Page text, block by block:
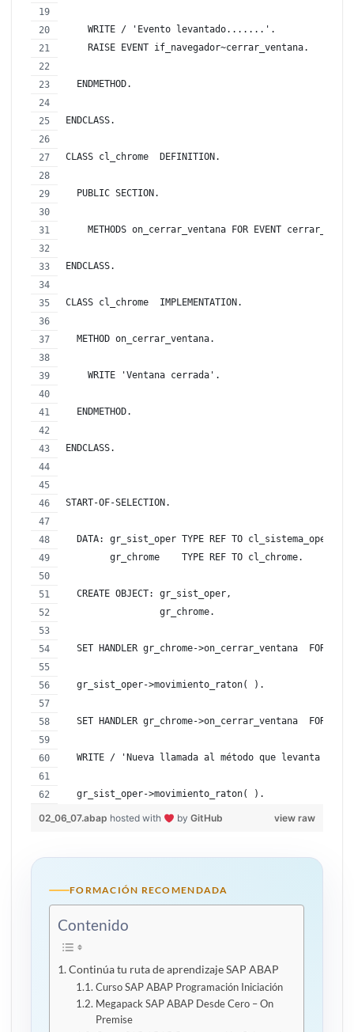
    WRITE / 'Evento levantado.......'.
    RAISE EVENT if_navegador~cerrar_ventana.
  ENDMETHOD.
ENDCLASS.
CLASS cl_chrome  DEFINITION.
  PUBLIC SECTION.
METHODS on_cerrar_ventana FOR EVENT
ENDCLASS.
CLASS cl_chrome  IMPLEMENTATION.
  METHOD on_cerrar_ventana.
    WRITE 'Ventana cerrada'.
  ENDMETHOD.
ENDCLASS.
START-OF-SELECTION.
DATA: gr_sist_oper TYPE REF TO
        gr_chrome    TYPE REF TO cl_chrome.
  CREATE OBJECT: gr_sist_oper,
                 gr_chrome.
SET HANDLER gr_chrome->on_cerrar_ventana  FOR
  gr_sist_oper->movimiento_raton( ).
SET HANDLER gr_chrome->on_cerrar_ventana  FOR
WRITE / 'Nueva llamada al método que levanta el
  gr_sist_oper->movimiento_raton( ).
view raw
02_06_07.abap hosted with by GitHub
FORMACIÓN RECOMENDADA
Contenido
Continúa tu ruta de aprendizaje SAP ABAP
Curso SAP ABAP Programación Iniciación
Megapack SAP ABAP Desde Cero – On
Premise